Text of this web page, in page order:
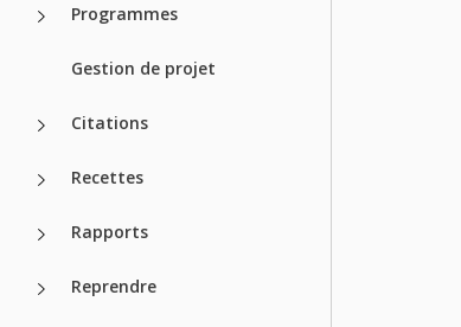
Programmes
Gestion de projet
Citations
Recettes
Rapports
Reprendre